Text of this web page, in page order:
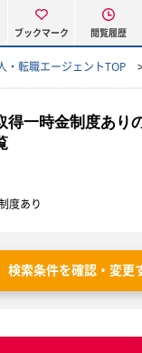
ブックマーク 閲覧履歴
・転職エージェントTOP
得一時金制度あり
度あり
検索条件を確認・変更